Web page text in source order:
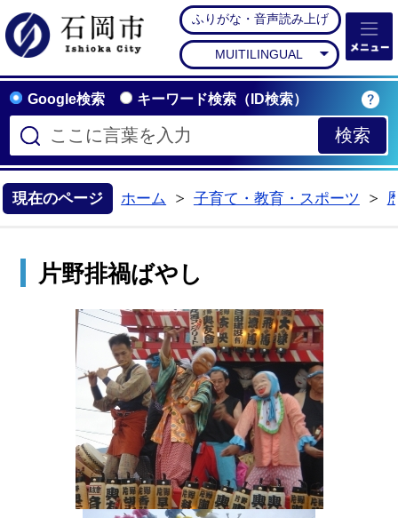
石岡市公式ホームペー
ふりがな・音声読み上げ
MUITILINGUAL
Google検索 キーワード検索（ID検索）
現在のページ ホーム
子育て・教育・スポーツ
片野排禍ばやし